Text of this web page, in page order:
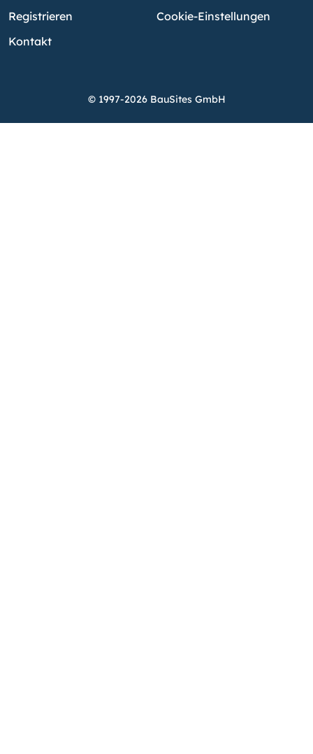
Registrieren
Kontakt
Cookie-Einstellungen
© 1997-2026 BauSites GmbH